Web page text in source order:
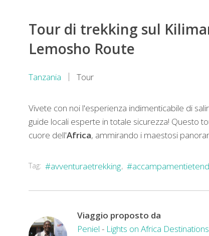
Tour di trekking sul
Lemosho Route
Tanzania Tour
Vivete con noi l'esperienza indimenticabile di
guide locali esperte in totale sicurezza! Questo
cuore dell'Africa, ammirando i maestosi
Tag: #avventuraetrekking
Viaggio proposto da
Peniel - Lights on Africa